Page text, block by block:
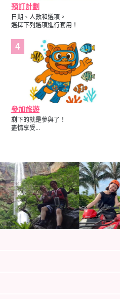
預訂計劃
日期、人數和選項。
選擇下列選項進行套用！
參加旅遊
剩下的就是參與了！
盡情享受...